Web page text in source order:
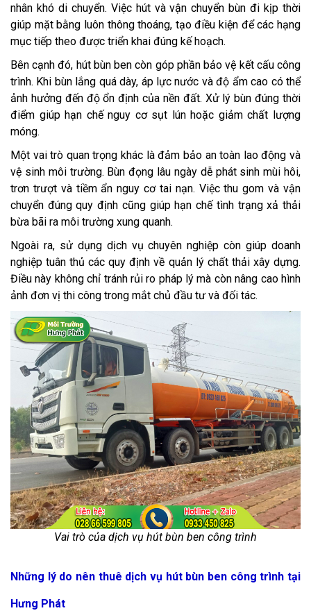
nhân khó di chuyển. Việc hút và vận chuyển bùn đi kịp thời
giúp mặt bằng luôn thông thoáng, tạo điều kiện để các hạng
mục tiếp theo được triển khai đúng kế hoạch.
Bên cạnh đó, hút bùn ben còn góp phần bảo vệ kết cấu công
trình. Khi bùn lắng quá dày, áp lực nước và độ ẩm cao có thể
ảnh hưởng đến độ ổn định của nền đất. Xử lý bùn đúng thời
điểm giúp hạn chế nguy cơ sụt lún hoặc giảm chất lượng
móng.
Một vai trò quan trọng khác là đảm bảo an toàn lao động và
vệ sinh môi trường. Bùn đọng lâu ngày dễ phát sinh mùi hôi,
trơn trượt và tiềm ẩn nguy cơ tai nạn. Việc thu gom và vận
chuyển đúng quy định cũng giúp hạn chế tình trạng xả thải
bừa bãi ra môi trường xung quanh.
Ngoài ra, sử dụng dịch vụ chuyên nghiệp còn giúp doanh
nghiệp tuân thủ các quy định về quản lý chất thải xây dựng.
Điều này không chỉ tránh rủi ro pháp lý mà còn nâng cao hình
ảnh đơn vị thi công trong mắt chủ đầu tư và đối tác.
Vai trò của dịch vụ hút bùn ben công trình
Những lý do nên thuê dịch vụ hút bùn ben công trình tại
Hưng Phát